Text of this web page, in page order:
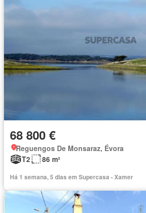
68 800 €
Reguengos De Monsaraz, Évora
T2
86 m²
Há 1 semana, 5 dias em Supercasa - Xamer